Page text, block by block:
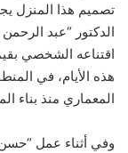
تصميم هذا المنزل
الدكتور “عبد
اقتناعه الشخصي
هذه الأيام، في
المعماري منذ بناء
وفي أثناء عمل